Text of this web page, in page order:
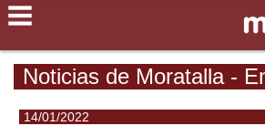
Noticias de Moratalla -
14/01/2022